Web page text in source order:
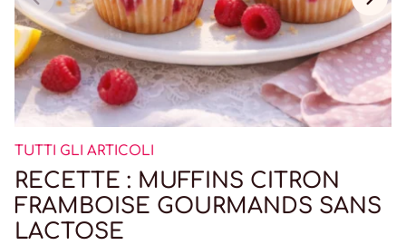
TUTTI GLI ARTICOLI
RECETTE : MUFFINS CITRON
FRAMBOISE GOURMANDS SANS
LACTOSE